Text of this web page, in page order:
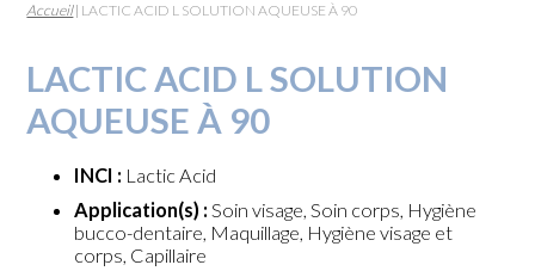
Accueil| LACTIC ACID L SOLUTION AQUEUSE À 90
LACTIC ACID L SOLUTION
AQUEUSE À 90
INCI : Lactic Acid
Application(s) : Soin visage, Soin corps, Hygiène
bucco-dentaire, Maquillage, Hygiène visage et
corps, Capillaire